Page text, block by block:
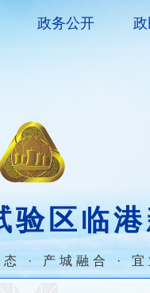
政务公开
验区临
· 产城融合 · 宜